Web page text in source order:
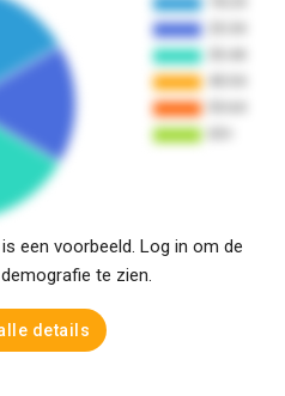
een voorbeeld. Log in om de
te zien.
details